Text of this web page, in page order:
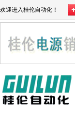
欢迎进入桂伦自动化！